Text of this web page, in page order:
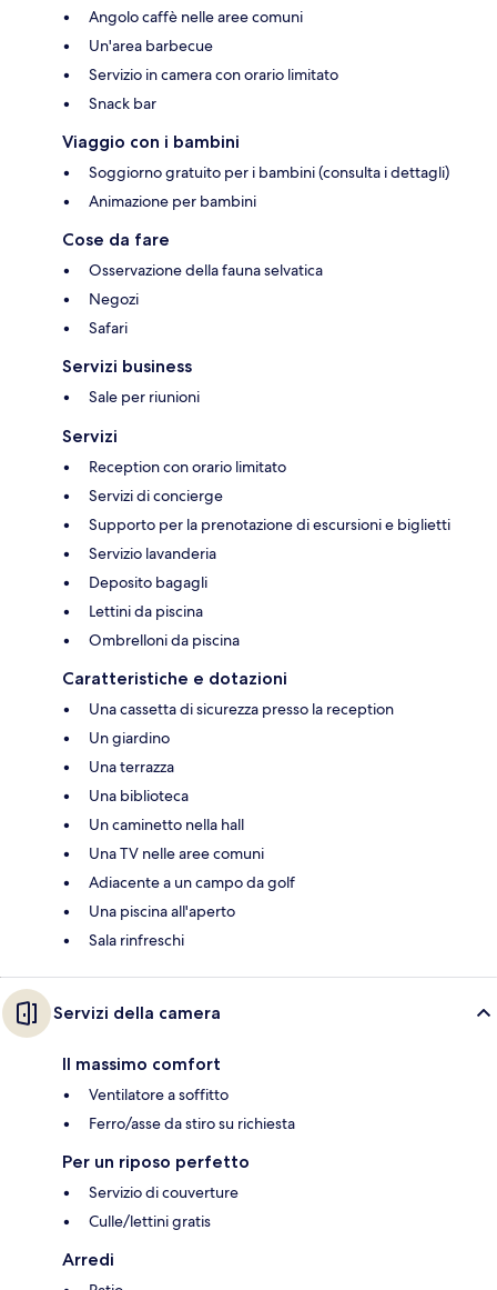
Angolo caffè nelle aree comuni
Un'area barbecue
Servizio in camera con orario limitato
Snack bar
Viaggio con i bambini
Soggiorno gratuito per i bambini (consulta i dettagli)
Animazione per bambini
Cose da fare
Osservazione della fauna selvatica
Negozi
Safari
Servizi business
Sale per riunioni
Servizi
Reception con orario limitato
Servizi di concierge
Supporto per la prenotazione di escursioni e biglietti
Servizio lavanderia
Deposito bagagli
Lettini da piscina
Ombrelloni da piscina
Caratteristiche e dotazioni
Una cassetta di sicurezza presso la reception
Un giardino
Una terrazza
Una biblioteca
Un caminetto nella hall
Una TV nelle aree comuni
Adiacente a un campo da golf
Una piscina all'aperto
Sala rinfreschi
Servizi della camera
Il massimo comfort
Ventilatore a soffitto
Ferro/asse da stiro su richiesta
Per un riposo perfetto
Servizio di couverture
Culle/lettini gratis
Arredi